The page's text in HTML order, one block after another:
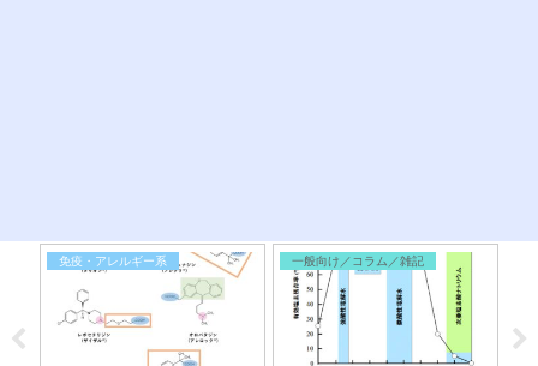
免疫・アレルギー系 一般向け／コラム／雑記